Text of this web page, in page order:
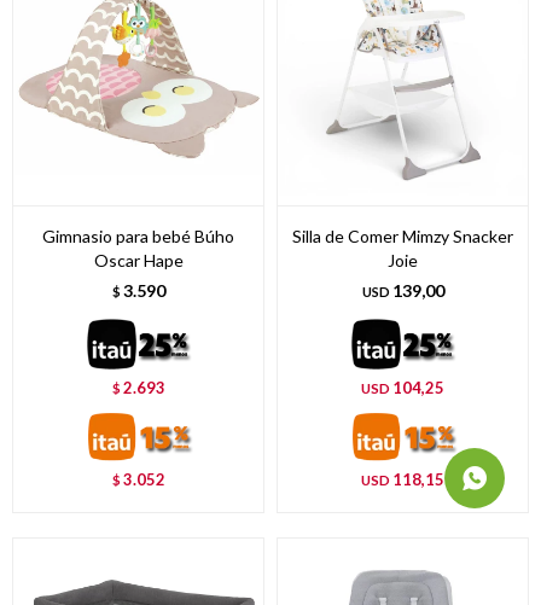
Gimnasio para bebé Búho
Oscar Hape
$ 3.590
$2.693
$3.052
Silla de Comer Mimzy Snacker
Joie
USD 139,00
USD 104,25
USD 118,15